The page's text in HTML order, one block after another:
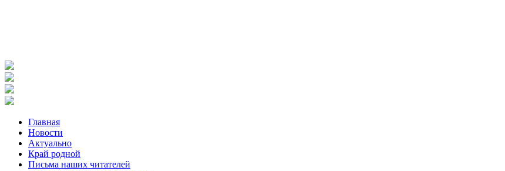
Главная
Новости
Актуально
Край родной
Письма наших читателей